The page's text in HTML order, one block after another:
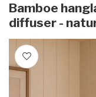
Bamboe
diffuser -